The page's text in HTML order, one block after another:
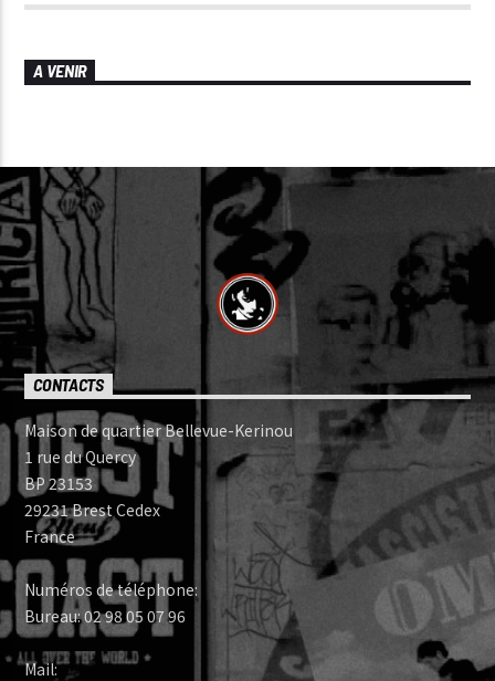
A VENIR
CONTACTS
Maison de quartier Bellevue-Kerinou
1 rue du Quercy
BP 23153
29231 Brest Cedex
France
Numéros de téléphone:
Bureau: 02 98 05 07 96
Mail: